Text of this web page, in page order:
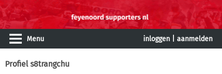
Menu inloggen aanmelden
Profiel s8trangchu